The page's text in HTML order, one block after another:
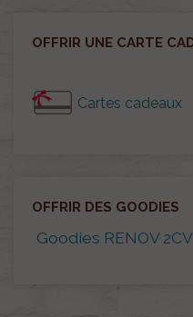
OFFRIR UNE CARTE
Cartes cadeaux
OFFRIR DES GOODIES
Goodies RENOV 2CV